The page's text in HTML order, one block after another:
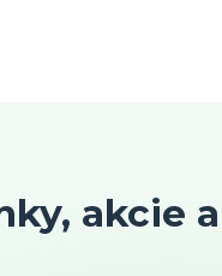
akcie a